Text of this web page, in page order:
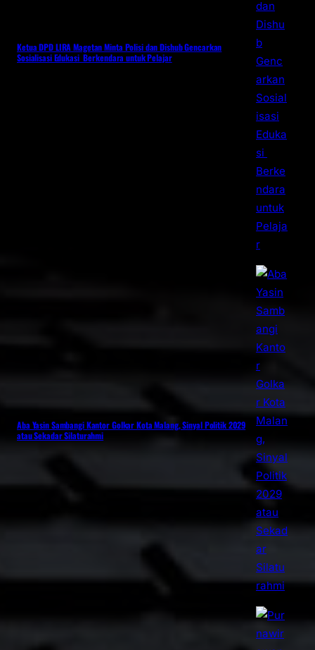
Ketua DPD LIRA Magetan Minta Polisi dan Dishub Gencarkan
Sosialisasi Edukasi Berkendara untuk Pelajar
Aba Yasin Sambangi Kantor Golkar Kota Malang, Sinyal Politik 2029
atau Sekadar Silaturahmi